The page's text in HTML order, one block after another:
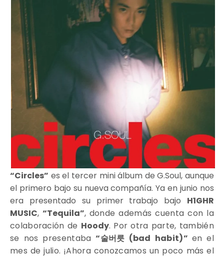
“Circles” es el tercer mini álbum de G.Soul, aunque
el primero bajo su nueva compañía. Ya en junio nos
era presentado su primer trabajo bajo H1GHR
MUSIC, “Tequila”, donde además cuenta con la
colaboración de Hoody. Por otra parte, también
se nos presentaba“술버릇 (bad habit)” en el
mes de julio. ¡Ahora conozcamos un poco más el